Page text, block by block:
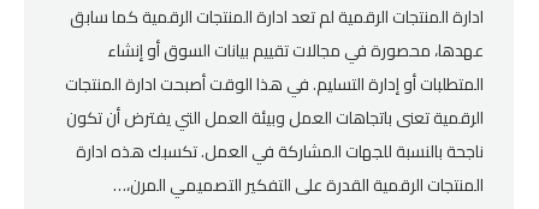
ادارة المنتجات الرقمية لم تعد ادارة المنتجات الرقمية كما سابق
عهدها، محصورة في مجالات تقييم بيانات السوق أو إنشاء
المتطلبات أو إدارة التسليم. في هذا الوقت أصبحت ادارة المنتجات
الرقمية تعنى باتجاهات العمل وبيئة العمل التي يفترض أن تكون
ناجحة بالنسبة للجهات المشاركة في العمل. تكسبك هذه ادارة
المنتجات الرقمية القدرة على التفكير التصميمي المرن،…